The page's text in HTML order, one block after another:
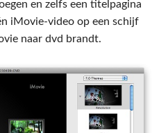
en zelfs een titelpagina
iMovie-video op een schijf
naar dvd brandt.